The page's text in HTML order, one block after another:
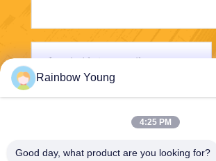
Rainbow Young
4:25 PM
Good day, what product are you looking for?